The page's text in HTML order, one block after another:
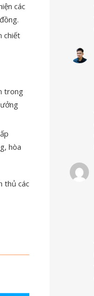
các
chiết
trong
hòa
thủ các